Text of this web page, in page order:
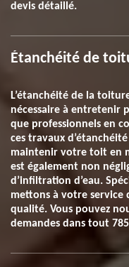
devis détaillé.
Étanchéité de
L’étanchéité de la
nécessaire à entretenir
que professionnels en
ces travaux
maintenir votre toit en
est également non
d’infiltration d’eau.
mettons à votre service
qualité. Vous pouvez
demandes dans tout